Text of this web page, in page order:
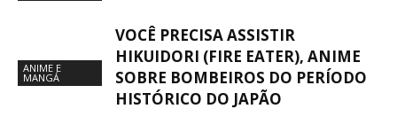
ANIME E
MANGÁ
VOCÊ PRECISA ASSISTIR
HIKUIDORI (FIRE EATER), ANIME
SOBRE BOMBEIROS DO PERÍODO
HISTÓRICO DO JAPÃO